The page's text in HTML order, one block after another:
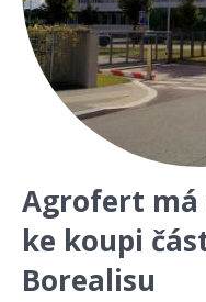
Agrofert má
ke koupi
Borealisu